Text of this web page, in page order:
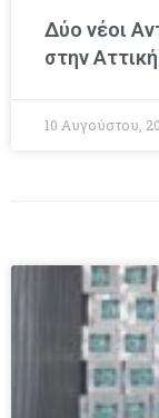
Δύο νέοι
στην
10 Αυγούστου,